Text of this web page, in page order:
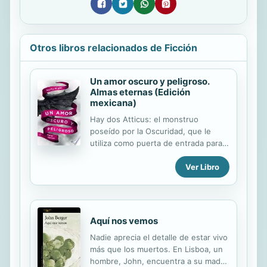
Otros libros relacionados de Ficción
Un amor oscuro y peligroso.
Almas eternas (Edición
mexicana)
Hay dos Atticus: el monstruo
poseído por la Oscuridad, que le
utiliza como puerta de entrada para
destruir el mundo, y el vampiro que
lucha contra las fuerzas malignas
para recuperar su alma. Evelyn sabe
salvar el mundo debe ayudarle a
Ver Libro
Aquí nos vemos
Nadie aprecia el detalle de estar vivo
más que los muertos. En Lisboa, un
hombre, John, encuentra a su madre